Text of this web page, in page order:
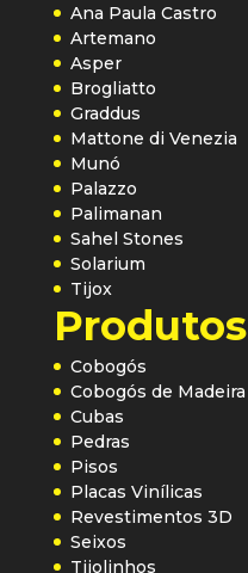
Ana Paula Castro
Artemano
Asper
Brogliatto
Graddus
Mattone di Venezia
Munó
Palazzo
Palimanan
Sahel Stones
Solarium
Tijox
Produtos
Cobogós
Cobogós de Madeira
Cubas
Pedras
Pisos
Placas Vinílicas
Revestimentos 3D
Seixos
Tijolinhos